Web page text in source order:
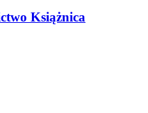
Książnica